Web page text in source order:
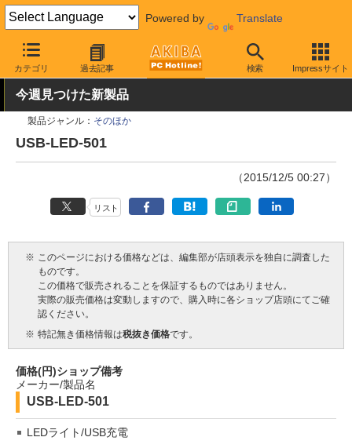
Powered by Translate
カテゴリ 過去記事 検索 Impressサイト
AKIBA PC Hotline! その他
今週見つけた新製品
製品ジャンル： そのほか
USB-LED-501
（2015/12/5 00:27）
リスト
※ このページにおける価格などは、編集部が店頭表示を独自に調査した
ものです。
この価格で販売されることを保証するものではありません。
実際の販売価格は変動しますので、購入時に各ショップ店頭にてご確
認ください。
※ 特記無き価格情報は税抜き価格です。
価格(円)ショップ備考
メーカー/製品名
USB-LED-501
LEDライト/USB充電